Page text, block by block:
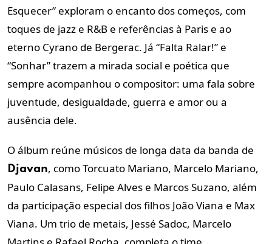
Esquecer” exploram o encanto dos começos, com
toques de jazz e R&B e referências à Paris e ao
eterno Cyrano de Bergerac. Já “Falta Ralar!” e
“Sonhar” trazem a mirada social e poética que
sempre acompanhou o compositor: uma fala sobre
juventude, desigualdade, guerra e amor ou a
ausência dele.
O álbum reúne músicos de longa data da banda de
Djavan, como Torcuato Mariano, Marcelo Mariano,
Paulo Calasans, Felipe Alves e Marcos Suzano, além
da participação especial dos filhos João Viana e Max
Viana. Um trio de metais, Jessé Sadoc, Marcelo